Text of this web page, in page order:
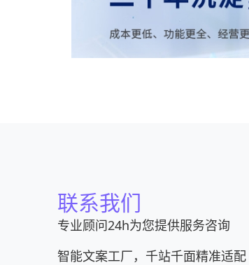
联系我们
专业顾问24h为您提供服务咨询
智能文案工厂，千站千面精准适配